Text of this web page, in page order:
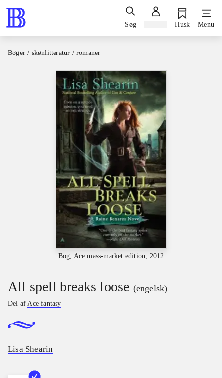
Søg Husk Menu
Bøger / skønlitteratur / romaner
Bog, Ace mass-market edition, 2012
All spell breaks loose (engelsk)
Del af Ace fantasy
Lisa Shearin